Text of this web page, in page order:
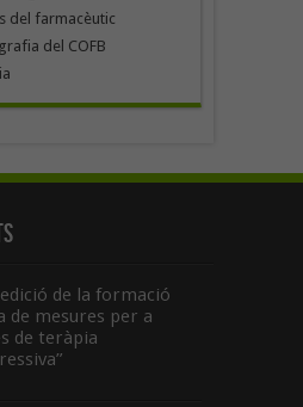
del farmacèutic
del COFB
de la formació
de mesures per a
de teràpia